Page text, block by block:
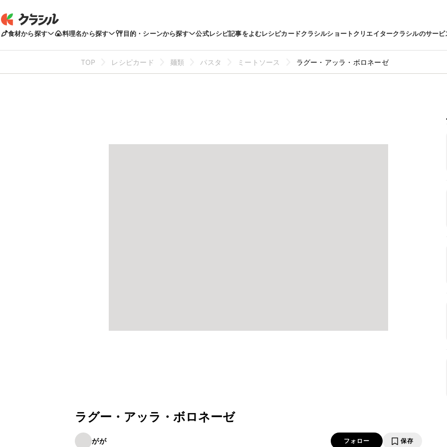
食材から探す 料理名から探す 目的・シーンから探す 公式レシピ記事をよむレシピカードクラシルショートクリエイタークラシルのサービ
TOP レシピカード 麺類 パスタ ミートソース ラグー・アッラ・ボロネーゼ
ラグー・アッラ・ボロネーゼ
がが フォロー 保存